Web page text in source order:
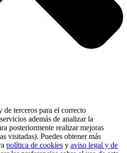
terceros para el correcto
además de analizar la
posteriormente realizar mejoras
visitadas). Puedes obtener más
política de cookies y aviso legal y de